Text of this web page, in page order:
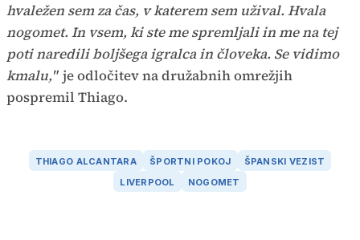
hvaležen sem za čas, v katerem sem užival. Hvala
nogomet. In vsem, ki ste me spremljali in me na tej
poti naredili boljšega igralca in človeka. Se vidimo
kmalu," je odločitev na družabnih omrežjih
pospremil Thiago.
THIAGO ALCANTARA ŠPORTNI POKOJ
ŠPANSKI VEZIST
LIVERPOOL
NOGOMET